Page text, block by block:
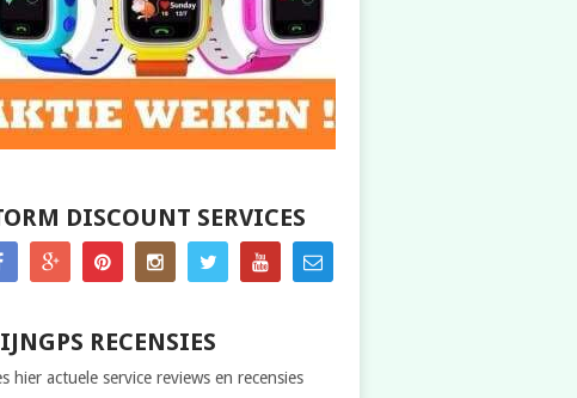
DISCOUNT SERVICES
RECENSIES
hier actuele service reviews en recensies